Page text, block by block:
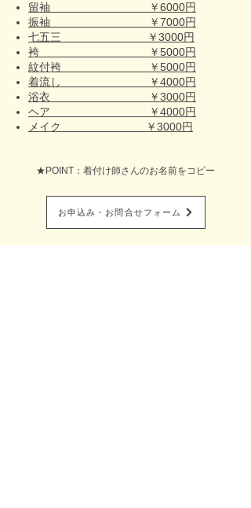
留袖 ￥6000円
振袖 ￥7000円
七五三 ￥3000円
袴 ￥5000円
紋付袴 ￥5000円
着流し ￥4000円
浴衣 ￥3000円
ヘア ￥4000円
メイク ￥3000円
★POINT：着付け師さんのお名前をコピー
お申込み・お問合せフォーム